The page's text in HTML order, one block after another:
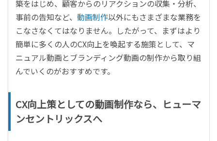
築をはじめ、顧客からのリアクションの収集・分析、
事前の告知など、 動画制作以外にもさまざまな業務を
こなさなくてはなりません。したがって、まずはより
簡単に多くの人のCX向上を喚起する施策として、マ
ニュアル動画とブランディング動画の制作から取り組
んでいくのがおすすめです。
CX向上策としての動画制作なら、ヒューマ
ンセントリックスへ